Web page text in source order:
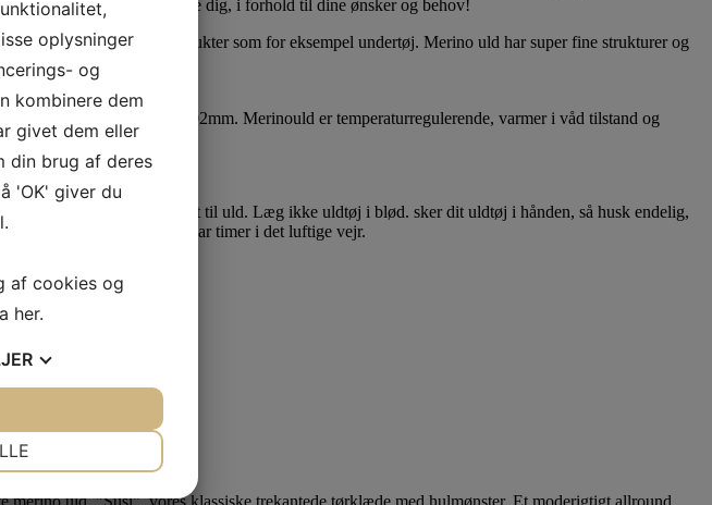
altid være klar til at hjælpe dig, i forhold til dine ønsker og behov!
uld til delikate produkter som for eksempel undertøj. Merino uld har super fine strukturer og
17-24 micron, dvs. 0,02mm. Merinould er temperaturregulerende, varmer i våd tilstand og
der er særligt beregnet til uld. Læg ikke uldtøj i blød. sker dit uldtøj i hånden, så husk endelig,
haven eller på altanen et par timer i det luftige vejr.
oplysninger
og
kombinere dem
givet dem eller
din brug af deres
'OK' giver du
af cookies og
her.